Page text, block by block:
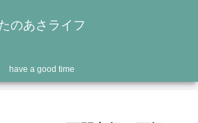
のあさライフ
have a good time